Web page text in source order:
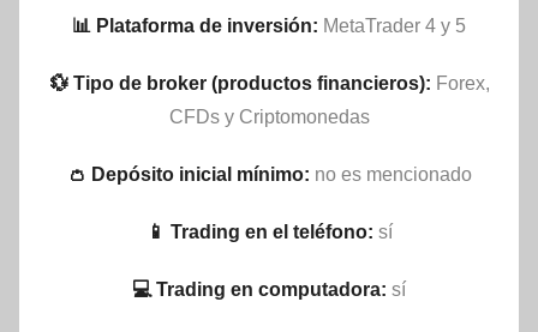
📊 Plataforma de inversión: MetaTrader 4 y 5
💱 Tipo de broker (productos financieros): Forex,
CFDs y Criptomonedas
👛 Depósito inicial mínimo: no es mencionado
📱 Trading en el teléfono: sí
💻 Trading en computadora: sí